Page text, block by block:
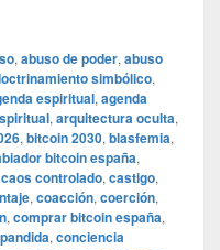
, abuso de poder, abuso
simbólico,
espiritual, agenda
, arquitectura oculta,
, bitcoin 2030, blasfemia,
bitcoin españa,
caos controlado, castigo,
, coacción, coerción,
, comprar bitcoin españa,
, conciencia